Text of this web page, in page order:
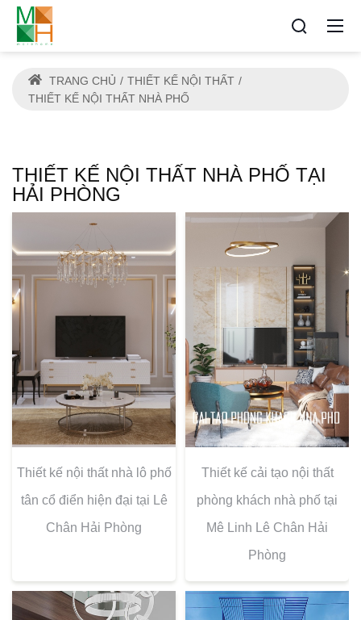
TRANG CHỦ
THIẾT KẾ NỘI THẤT
THIẾT KẾ NỘI THẤT NHÀ PHỐ
THIẾT KẾ NỘI THẤT NHÀ PHỐ TẠI
HẢI PHÒNG
Thiết kế nội thất nhà lô phố
tân cổ điển hiện đại tại Lê
Chân Hải Phòng
Thiết kế cải tạo nội thất
phòng khách nhà phố tại
Mê Linh Lê Chân Hải
Phòng